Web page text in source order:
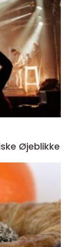
Øjeblikke